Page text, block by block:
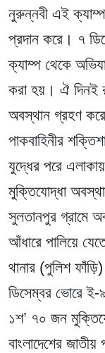
নুরুন্নবী এই
প্রদান করে। ৭
ক্যাম্প থেকে
করা হয়। ঐ দিনই
অবস্থান গ্রহণ
পাকবাহিনীর
যুদ্ধের পরে
মুক্তিযোদ্ধা
সুলতানপুর গ্রামে
আঁধারে পালিয়ে
থানার (পুলিশ
ডিসেম্বর ভোরে ই-
১শ’ ৭০ জন
বাংলাদেশের